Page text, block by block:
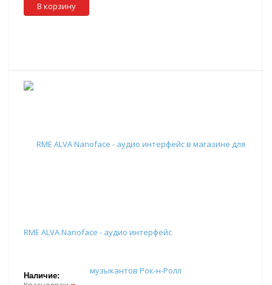
В корзину
RME ALVA Nanoface - аудио интерфейс
Наличие: